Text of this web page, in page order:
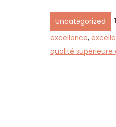
Uncategorized
excellence,
qualité supérieure